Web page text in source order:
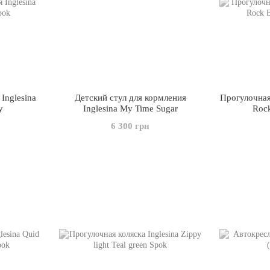
Inglesina
Детский стул для кормления
Inglesina My Time Sugar
6 300 грн